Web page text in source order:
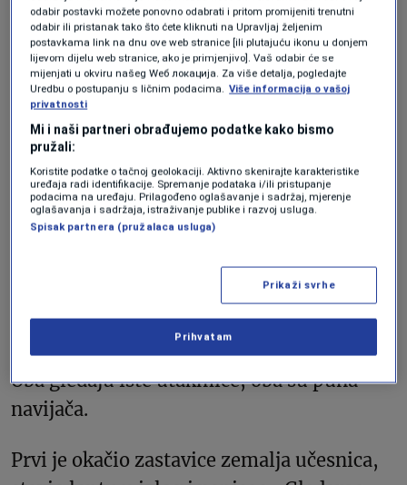
zaštićen autorskim pravom u više zemalja.
Zaštićen je i vizuelni prikaz zvaničnog
trofeja.
Ukratko, nije dovoljno da samo izbjegnete
FIFA logo.
Šta smije a šta ne, u praksi
Zamislite dva kafića jedan pored drugog.
Oba gledaju iste utakmice, oba su puna
navijača.
Prvi je okačio zastavice zemalja učesnica,
odabir postavki možete ponovno odabrati i pritom promijeniti trenutni
odabir ili pristanak tako što ćete kliknuti na Upravljaj željenim
postavkama link na dnu ove web stranice [ili plutajuću ikonu u donjem
lijevom dijelu web stranice, ako je primjenjivo]. Vaš odabir će se
mijenjati u okviru našeg Wеб локација. Za više detalja, pogledajte
Uredbu o postupanju s ličnim podacima. Više informacija o vašoj
privatnosti
Mi i naši partneri obrađujemo podatke kako bismo
pružali:
Koristite podatke o tačnoj geolokaciji. Aktivno skenirajte karakteristike
uređaja radi identifikacije. Spremanje podataka i/ili pristupanje
podacima na uređaju. Prilagođeno oglašavanje i sadržaj, mjerenje
oglašavanja i sadržaja, istraživanje publike i razvoj usluga.
Spisak partnera (pružalaca usluga)
Prikaži svrhe
Prihvatam